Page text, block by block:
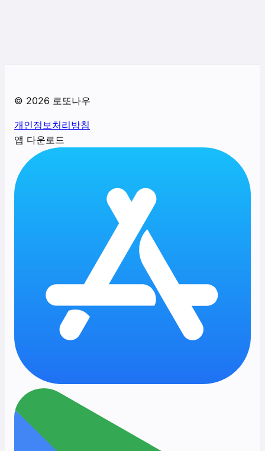
© 2026 로또나우
개인정보처리방침
앱 다운로드